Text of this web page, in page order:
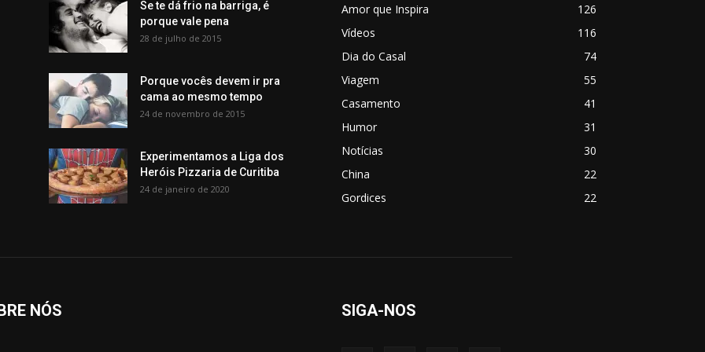
Se te dá frio na barriga, é
porque vale pena
28 de julho de 2015
Porque vocês devem ir pra
cama ao mesmo tempo
24 de novembro de 2015
Experimentamos a Liga dos
Heróis Pizzaria de Curitiba
24 de janeiro de 2020
Amor que Inspira
126
Vídeos
116
Dia do Casal
74
Viagem
55
Casamento
41
Humor
31
Notícias
30
China
22
Gordices
22
NÓS SIGA-NOS